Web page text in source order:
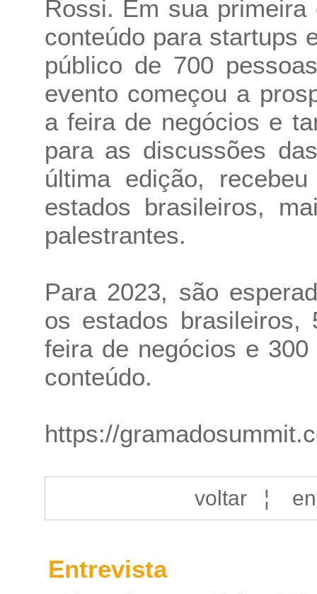
Rossi. Em sua
conteúdo para startups
público de 700
evento começou a
a feira de negócios e
para as discussões
última edição,
estados brasileiros,
palestrantes.
Para 2023, são
os estados brasileiros,
feira de negócios e
conteúdo.
https://
voltar¦
Entrevista